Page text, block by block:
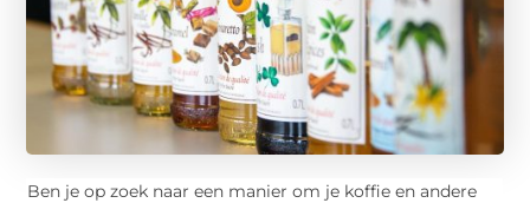
Ben je op zoek naar een manier om je koffie en andere